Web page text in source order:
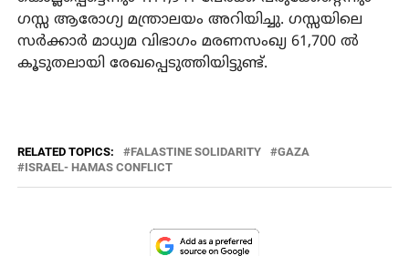
ഗസ്സ ആരോഗ്യ മന്ത്രാലയം അറിയിച്ചു. ഗസ്സയിലെ
സര്‍ക്കാര്‍ മാധ്യമ വിഭാഗം മരണസംഖ്യ 61,700 ല്‍
കൂടുതലായി രേഖപ്പെടുത്തിയിട്ടുണ്ട്.
RELATED TOPICS: FALASTINE SOLIDARITY
GAZA
ISRAEL- HAMAS CONFLICT